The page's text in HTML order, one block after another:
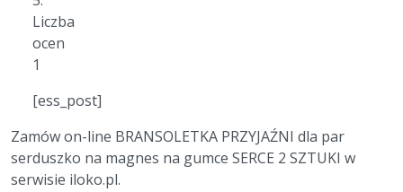
Liczba
ocen
1
[ess_post]
Zamów on-line BRANSOLETKA PRZYJAŹNI dla par
serduszko na magnes na gumce SERCE 2 SZTUKI w
serwisie iloko.pl.